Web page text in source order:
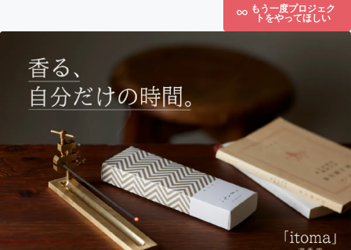
もう一度プロジェク
トをやってほしい